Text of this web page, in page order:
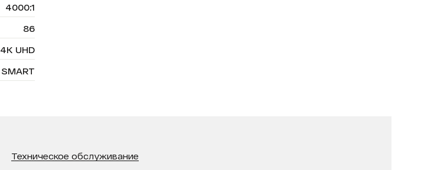
4000:1
86
4K UHD
SMART
Техническое обслуживание